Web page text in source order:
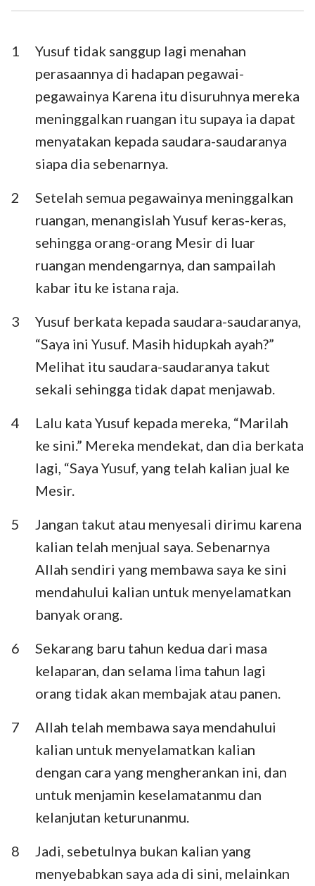
Ezra Nehemia
Ester Ayub
Mazmur Amsal
Pengkhotbah
Yesaya Yeremia
Ratapan Yehezkiel
Daniel Hosea
Obaja Yunus
Mikha Nahum
Habakuk Zefanya
Hagai Zakharia
Maleakhi
1
Yusuf tidak sanggup lagi menahan
perasaannya di hadapan pegawai-
pegawainya Karena itu disuruhnya mereka
meninggalkan ruangan itu supaya ia dapat
menyatakan kepada saudara-saudaranya
siapa dia sebenarnya.
2
Setelah semua pegawainya meninggalkan
ruangan, menangislah Yusuf keras-keras,
sehingga orang-orang Mesir di luar
ruangan mendengarnya, dan sampailah
kabar itu ke istana raja.
3
Yusuf berkata kepada saudara-saudaranya,
“Saya ini Yusuf. Masih hidupkah ayah?”
Melihat itu saudara-saudaranya takut
sekali sehingga tidak dapat menjawab.
4
Lalu kata Yusuf kepada mereka, “Marilah
ke sini.” Mereka mendekat, dan dia berkata
lagi, “Saya Yusuf, yang telah kalian jual ke
Mesir.
5
Jangan takut atau menyesali dirimu karena
kalian telah menjual saya. Sebenarnya
Allah sendiri yang membawa saya ke sini
mendahului kalian untuk menyelamatkan
banyak orang.
6
Sekarang baru tahun kedua dari masa
kelaparan, dan selama lima tahun lagi
orang tidak akan membajak atau panen.
7
Allah telah membawa saya mendahului
kalian untuk menyelamatkan kalian
dengan cara yang mengherankan ini, dan
untuk menjamin keselamatanmu dan
kelanjutan keturunanmu.
8
Jadi, sebetulnya bukan kalian yang
menyebabkan saya ada di sini, melainkan